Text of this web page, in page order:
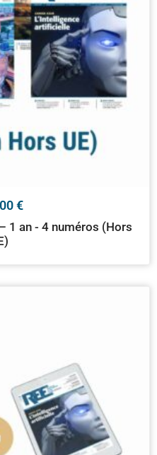
€
1 an - 4 numéros (Hors